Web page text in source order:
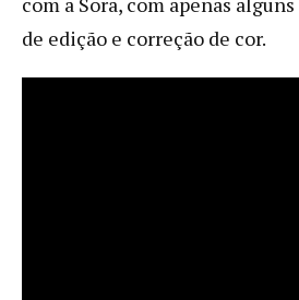
de edição e correção de cor.